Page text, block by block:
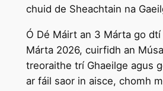
chuid de Sheachtain na
Ó Dé Máirt an 3 Márta go
Márta 2026, cuirfidh an
treoraithe trí Ghaeilge agus
ar fáil saor in aisce, chomh